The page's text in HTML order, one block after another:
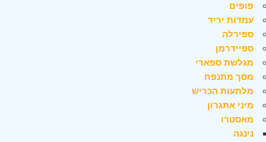
פופים
עמדות יריד
ספירלה
ספיידרמן
מגלשת ספארי
מסך מתנפח
מלתעות הכריש
מיני אתגרון
מאסטרו
נינגה